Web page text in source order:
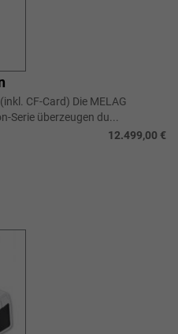
CF-Card) Die MELAG
Serie überzeugen du...
12.499,00 €